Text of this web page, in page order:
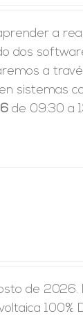
a
dos
a
sistemas
de 09:30 a
de
100%